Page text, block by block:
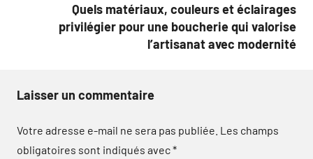
Quels matériaux, couleurs et éclairages
privilégier pour une boucherie qui valorise
l’artisanat avec modernité
Laisser un commentaire
Votre adresse e-mail ne sera pas publiée. Les champs
obligatoires sont indiqués avec*